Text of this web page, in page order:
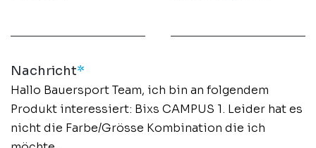
Nachricht*